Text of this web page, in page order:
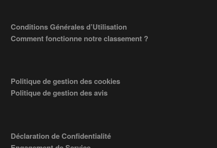
Conditions Générales d’Utilisation
Comment fonctionne notre classement ?
Politique de gestion des cookies
Politique de gestion des avis
Déclaration de Confidentialité